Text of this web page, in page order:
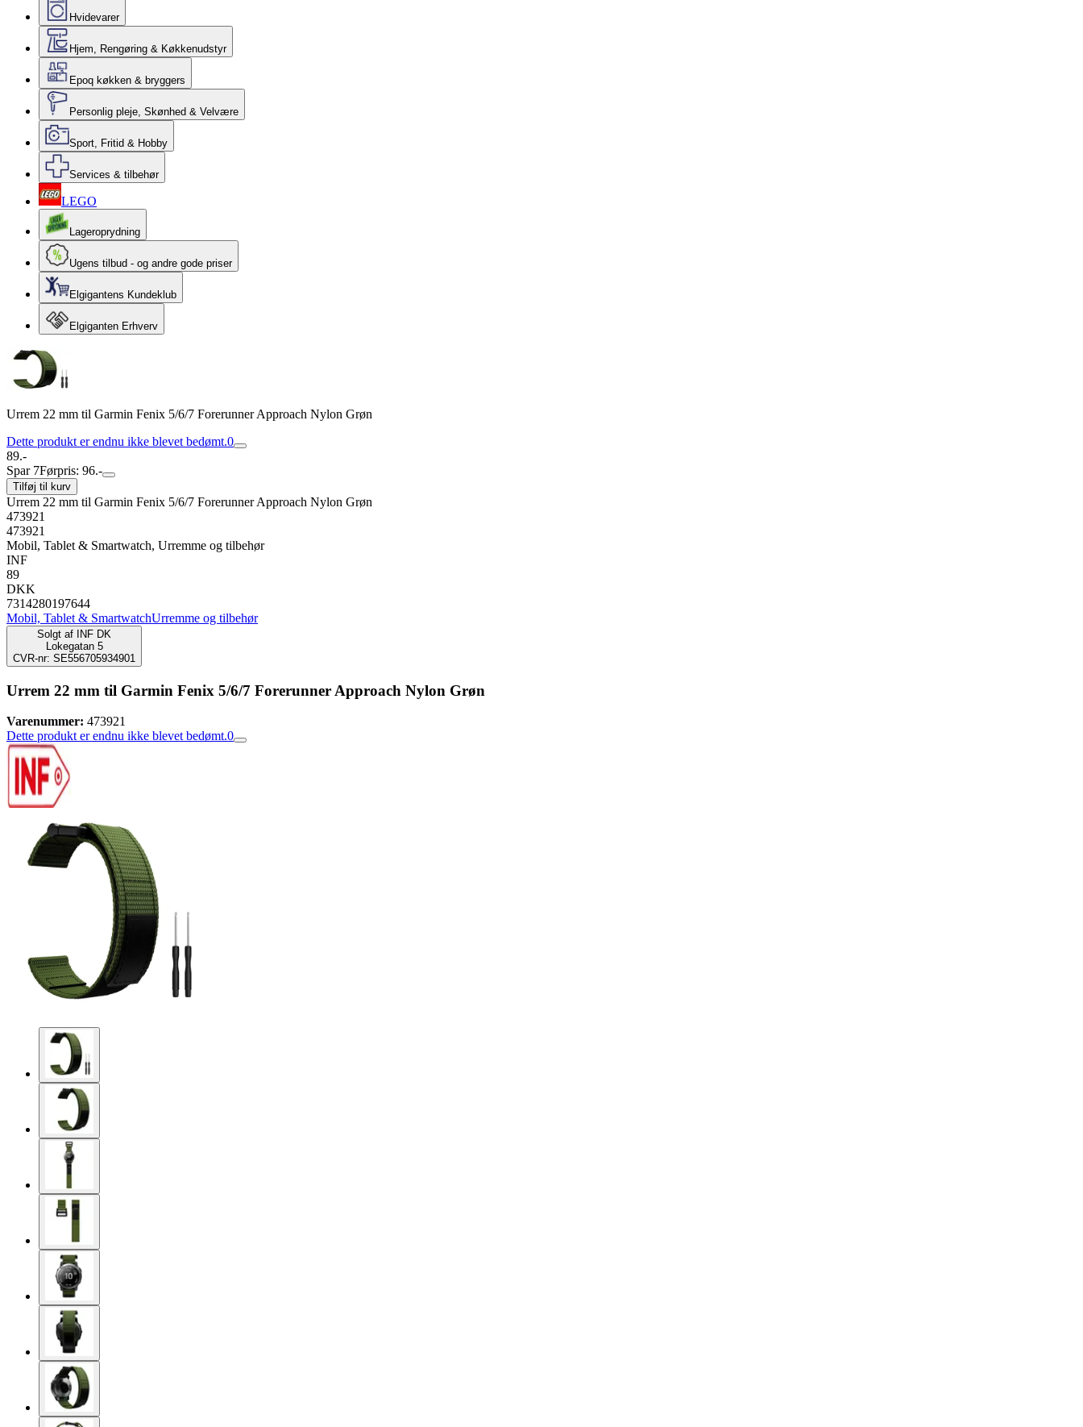
Hvidevarer
Hjem, Rengøring & Køkkenudstyr
Epoq køkken & bryggers
Personlig pleje, Skønhed & Velvære
Sport, Fritid & Hobby
Services & tilbehør
LEGO
Lageroprydning
Ugens tilbud - og andre gode priser
Elgigantens Kundeklub
Elgiganten Erhverv
Urrem 22 mm til Garmin Fenix 5/6/7 Forerunner Approach Nylon Grøn
Dette produkt er endnu ikke blevet bedømt.0
89.-
Spar 7Førpris: 96.-
Tilføj til kurv
Urrem 22 mm til Garmin Fenix 5/6/7 Forerunner Approach Nylon Grøn
473921
473921
Mobil, Tablet & Smartwatch, Urremme og tilbehør
INF
89
DKK
7314280197644
Mobil, Tablet & SmartwatchUrremme og tilbehør
Solgt af
INF DK
Lokegatan 5
CVR-nr: SE556705934901
Urrem 22 mm til Garmin Fenix 5/6/7 Forerunner Approach Nylon Grøn
Varenummer: 473921
Dette produkt er endnu ikke blevet bedømt.0